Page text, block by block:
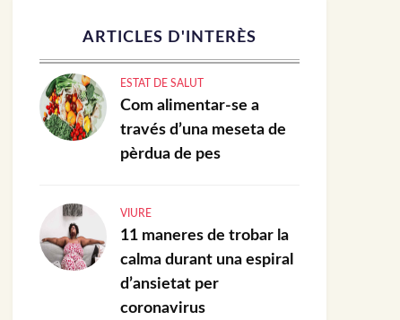
ARTICLES D'INTERÈS
ESTAT DE SALUT
Com alimentar-se a
través d’una meseta de
pèrdua de pes
VIURE
11 maneres de trobar la
calma durant una espiral
d’ansietat per
coronavirus